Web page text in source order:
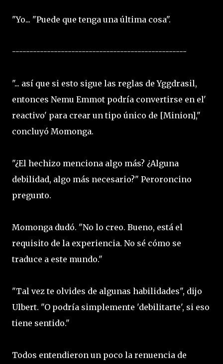
"Yo... "Puede que tenga una última cosa".
--------------------------------------------------
"... así que si esto sigue las reglas de Yggdrasil,
entonces Nemu Emmot podría convertirse en el'
reactivo' para crear un tipo único de [Minion],"
concluyó Momonga.
"¿El hechizo menciona algo más? ¿Alguna
debilidad, algo más necesario?" Peroroncino
pregunto.
Momonga dudó. "No lo creo. Bueno, está el
requisito de la experiencia. No sé cómo se
traduce a este mundo."
"Tal vez te olvides de algunas habilidades", dijo
Ulbert. "O podría simplemente 'debilitarte', si eso
tiene sentido."
Todos entendieron un poco la renuencia de